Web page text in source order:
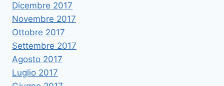
Dicembre 2017
Novembre 2017
Ottobre 2017
Settembre 2017
Agosto 2017
Luglio 2017